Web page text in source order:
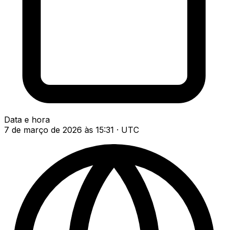
Data e hora
7 de março de 2026 às 15:31 · UTC